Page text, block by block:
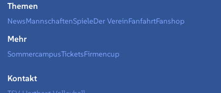
Themen
NewsMannschaftenSpieleDer VereinFanfahrtFanshop
Mehr
SommercampusTicketsFirmencup
Kontakt